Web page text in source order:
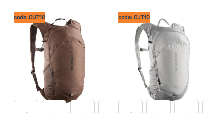
Anmelden /
Registrieren
code: OUT10 code: OUT10